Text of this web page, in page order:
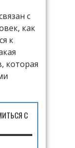
с
как
к
которая
С